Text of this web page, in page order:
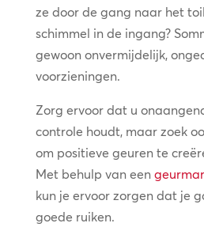
ze door de gang naar het
schimmel in de ingang?
gewoon onvermijdelijk,
voorzieningen.
Zorg ervoor dat u
controle houdt, maar zoek
om positieve geuren te
Met behulp van een
kun je ervoor zorgen dat je
goede ruiken.